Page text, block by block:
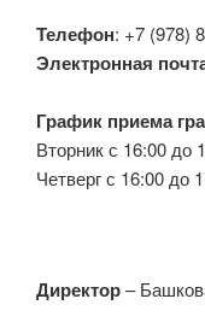
Телефон: +7 (978)
Электронная
График приема
Вторник с 16:00 до
Четверг с 16:00 до
Директор–